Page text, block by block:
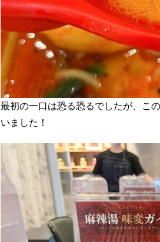
最初の一口は恐る恐るでしたが、こ
いました！